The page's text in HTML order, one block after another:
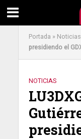
Portada » Noticias
presidiendo el
NOTICIAS